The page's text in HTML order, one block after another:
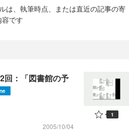
は、執筆時点、または直近の記事の寄
です
回：「図書館の予
2005/10/04
1